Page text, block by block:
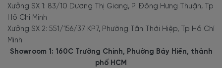
Xưởng SX 1: 83/10 Dương Thị Giang, P. Đông Hưng Thuận, Tp
Hồ Chí Minh
Xưởng SX 2: 551/156/37 KP7, Phường Tân Thới Hiệp, Tp Hồ Chí
Minh
Showroom 1: 160C Trường Chinh, Phường Bảy Hiền, thành
phố HCM